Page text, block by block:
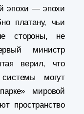
эпохи — эпохи
платану, чьи
стороны, не
министр
верил, что
могут
мировой
пространство